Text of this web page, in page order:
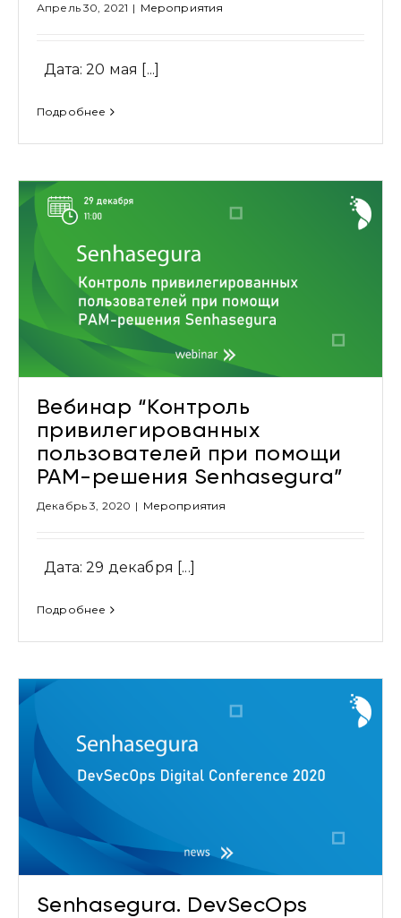
Апрель 30, 2021 | Мероприятия
Дата: 20 мая [...]
Подробнее
Вебинар “Контроль
привилегированных
пользователей при помощи
PAM-решения Senhasegura”
Декабрь 3, 2020 | Мероприятия
Дата: 29 декабря [...]
Подробнее
Senhasegura. DevSecOps